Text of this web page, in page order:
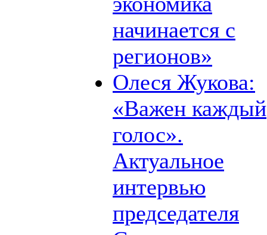
начинается с
регионов»
Олеся Жукова:
«Важен каждый
голос».
Актуальное
интервью
председателя